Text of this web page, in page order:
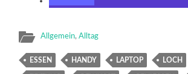
Allgemein,Alltag
ESSEN HANDY LAPTOP LOCH